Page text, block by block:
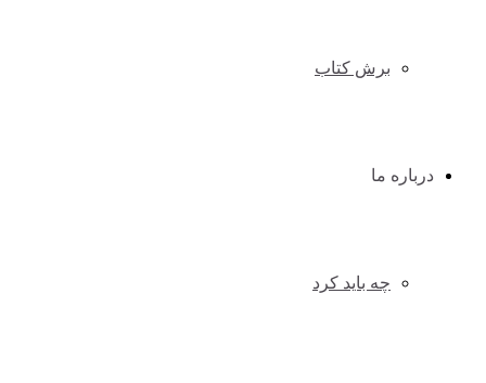
برش کتاب
درباره ما
چه باید کرد